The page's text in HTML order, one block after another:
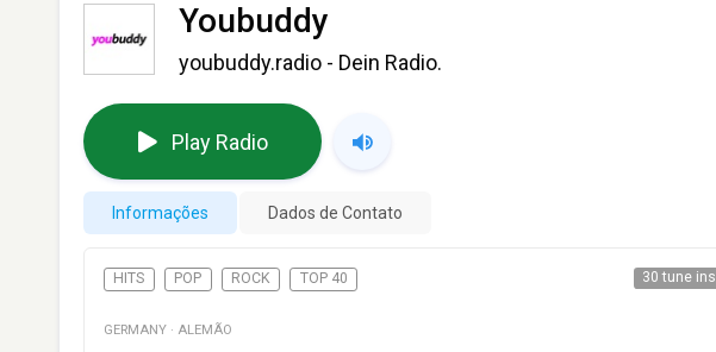
Youbuddy
youbuddy.radio - Dein Radio.
Play Radio
Informações Dados de Contato
HITS POP ROCK TOP 40 30 tune ins
GERMANY · ALEMÃO